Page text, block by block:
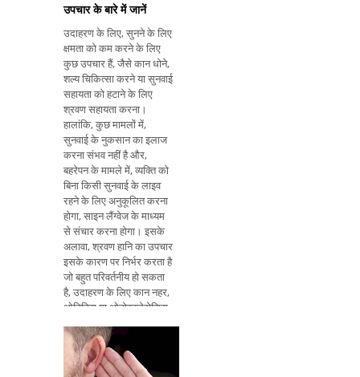
उपचार के बारे में जानें
उदाहरण के लिए, सुनने के लिए
क्षमता को कम करने के लिए
कुछ उपचार हैं, जैसे कान धोने,
शल्य चिकित्सा करने या सुनवाई
सहायता को हटाने के लिए
श्रवण सहायता करना।
हालांकि, कुछ मामलों में,
सुनवाई के नुकसान का इलाज
करना संभव नहीं है और,
बहरेपन के मामले में, व्यक्ति को
बिना किसी सुनवाई के लाइव
रहने के लिए अनुकूलित करना
होगा, साइन लैंग्वेज के माध्यम
से संचार करना होगा। इसके
अलावा, श्रवण हानि का उपचार
इसके कारण पर निर्भर करता है
जो बहुत परिवर्तनीय हो सकता
है, उदाहरण के लिए कान नहर,
ओटिटिस या ओटोस्क्लेरोसिस
जानें कि सुनवाई में कमी क्या
होती है: जानें कि सुनवाई के
नुकसान के मुख्य क